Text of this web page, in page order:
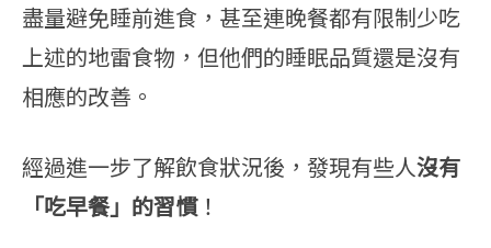
盡量避免睡前進食，甚至連晚餐都有限制少吃
上述的地雷食物，但他們的睡眠品質還是沒有
相應的改善。
經過進一步了解飲食狀況後，發現有些人沒有
「吃早餐」的習慣！